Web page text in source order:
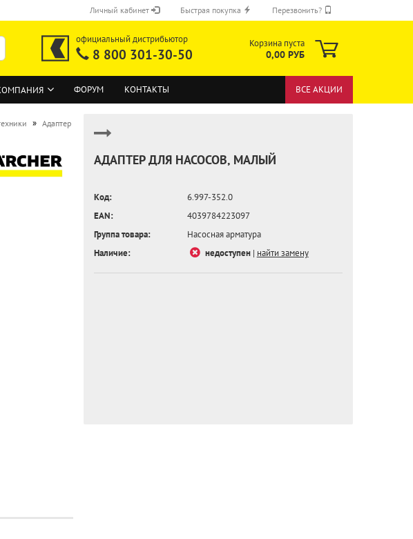
Личный кабинет
ВОЙТИ
Быстрая покупка Перезвонить?
официальный дистрибьютор
8 800 301-30-50
Корзина пуста
0,00 РУБ
ФОРУМ КОНТАКТЫ ВСЕ АКЦИИ
» Адаптер
АДАПТЕР ДЛЯ НАСОСОВ, МАЛЫЙ
Код:
6.997-352.0
EAN:
4039784223097
Группа товара:
Насосная арматура
Наличие:
недоступен| найти замену